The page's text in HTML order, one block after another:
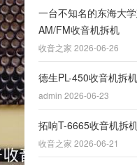
一台不知名的东海大
AM/FM收音机拆机
收音之家 2026-06-26
德生PL-450收音机拆机
admin 2026-06-23
拓响T-6665收音机拆
收音之家 2026-06-21